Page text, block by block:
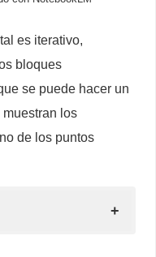
es iterativo,
bloques
se puede hacer un
muestran los
de los puntos